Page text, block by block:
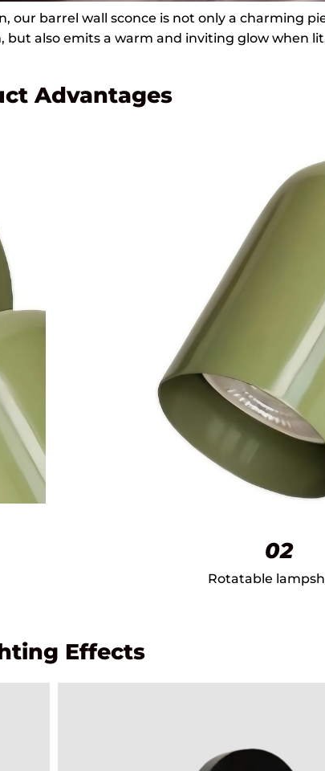
our barrel wall sconce is not only a charming
but also emits a warm and inviting glow when
Advantages
02
Rotatable
Effects